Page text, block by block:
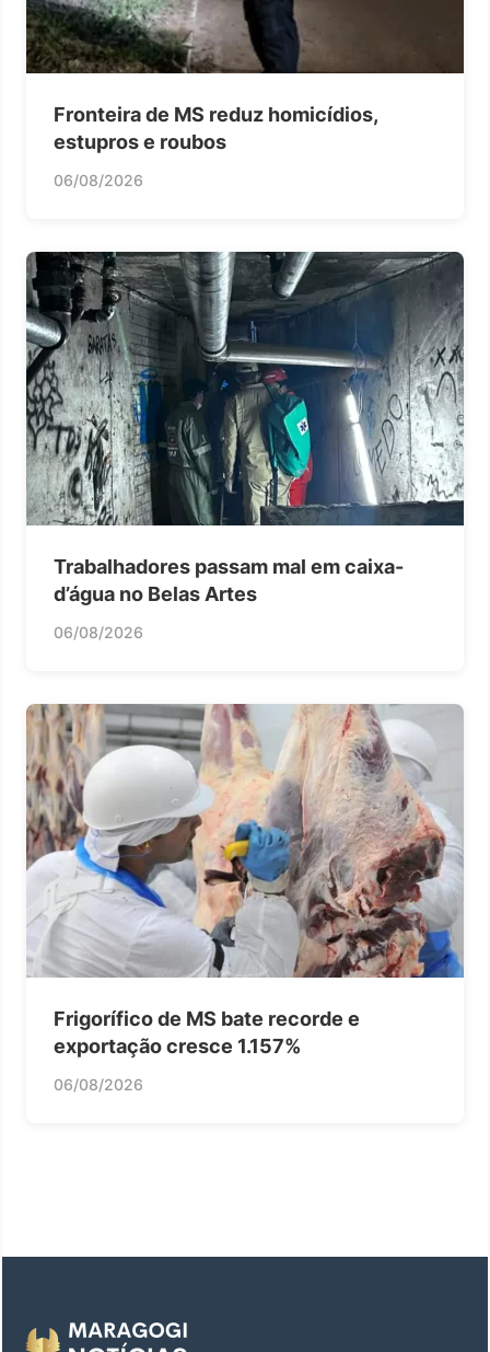
Fronteira de MS reduz homicídios,
estupros e roubos
06/08/2026
Trabalhadores passam mal em caixa-
d’água no Belas Artes
06/08/2026
Frigorífico de MS bate recorde e
exportação cresce 1.157%
06/08/2026